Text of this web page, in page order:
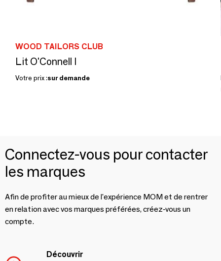
WOOD TAILORS CLUB
Lit O'Connell I
Votre prix :sur demande
Connectez-vous pour contacter
les marques
Afin de profiter au mieux de l'expérience MOM et de rentrer
en relation avec vos marques préférées, créez-vous un
compte.
Découvrir